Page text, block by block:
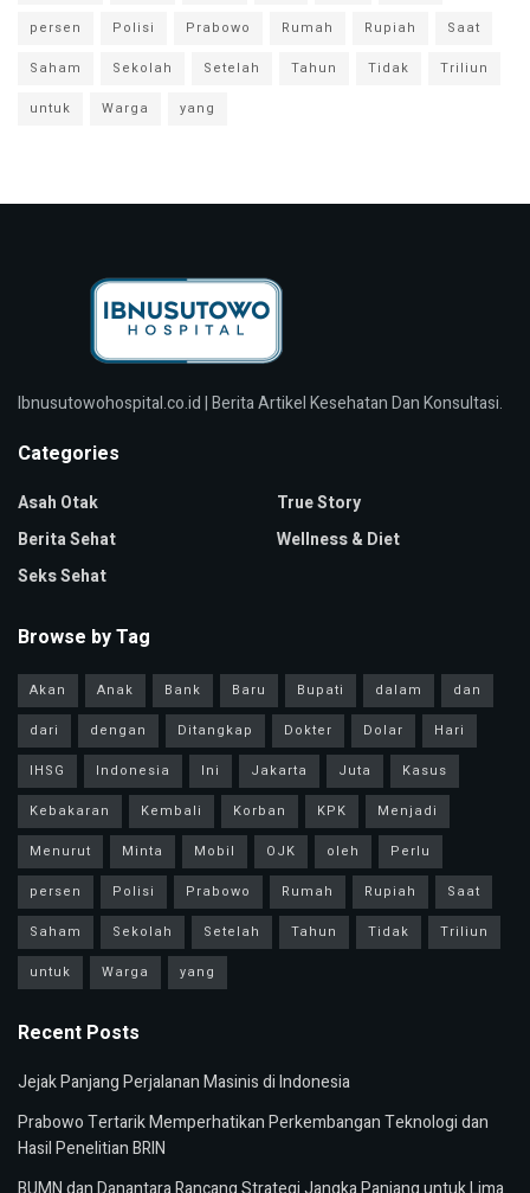
persen
Polisi Prabowo Rumah Rupiah
Saat
Saham
Sekolah Setelah Tahun Tidak
Triliun
untuk
Warga yang
Ibnusutowohospital.co.id | Berita Artikel Kesehatan Dan Konsultasi.
Categories
Asah Otak
Berita Sehat
Seks Sehat
True Story
Wellness & Diet
Browse by Tag
Akan Anak Bank Baru Bupati dalam
dan
dari
dengan Ditangkap Dokter Dolar
Hari
IHSG
Indonesia Ini Jakarta Juta
Kasus
Kebakaran
Kembali Korban KPK
Menjadi
Menurut
Minta Mobil OJK oleh
Perlu
persen
Polisi Prabowo Rumah Rupiah
Saat
Saham
Sekolah Setelah Tahun Tidak
Triliun
untuk
Warga yang
Recent Posts
Jejak Panjang Perjalanan Masinis di Indonesia
Prabowo Tertarik Memperhatikan Perkembangan Teknologi dan
Hasil Penelitian BRIN